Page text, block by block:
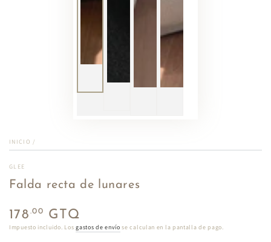
INICIO /
GLEE
Falda recta de lunares
Precio
regular
178 .00 GTQ
Impuesto incluido. Losgastos de envío se calculan en la pantalla de pago.